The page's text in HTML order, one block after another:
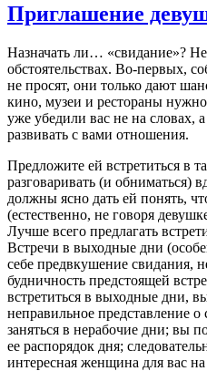
и
звонить
девушке
после
знакомства
Приглашение
Назначать ли… «свидание»?
обстоятельствах. Во-первых,
не просят, они только дают
кино, музеи и рестораны
уже убедили вас не на словах,
развивать с вами отношения.
Предложите ей встретиться в
разговаривать (и обниматься)
должны ясно дать ей понять,
(естественно, не говоря
Лучше всего предлагать
Встречи в выходные дни
себе предвкушение свидания,
будничность предстоящей
встретиться в выходные дни,
неправильное представление
заняться в нерабочие дни; вы
ее распорядок дня;
интересная женщина для вас